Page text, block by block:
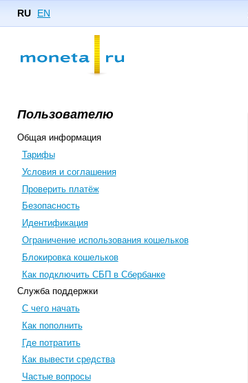
RU EN
Пользователю
Общая информация
Тарифы
Условия и соглашения
Проверить платёж
Безопасность
Идентификация
Ограничение использования кошельков
Блокировка кошельков
Как подключить СБП в Сбербанке
Служба поддержки
С чего начать
Как пополнить
Где потратить
Как вывести средства
Частые вопросы